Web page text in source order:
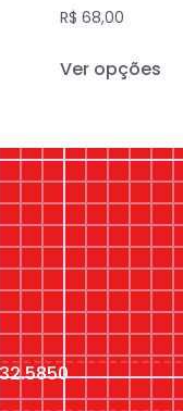
R$ 68,00
Ver opções